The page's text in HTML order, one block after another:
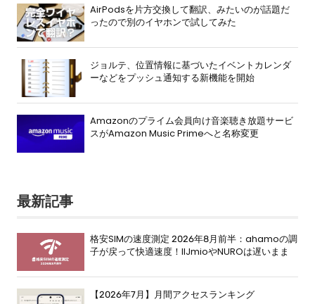
AirPodsを片方交換して翻訳、みたいのが話題だ
ったので別のイヤホンで試してみた
ジョルテ、位置情報に基づいたイベントカレンダ
ーなどをプッシュ通知する新機能を開始
Amazonのプライム会員向け音楽聴き放題サービ
スがAmazon Music Primeへと名称変更
最新記事
格安SIMの速度測定 2026年8月前半：ahamoの調
子が戻って快適速度！IIJmioやNUROは遅いまま
【2026年7月】月間アクセスランキング